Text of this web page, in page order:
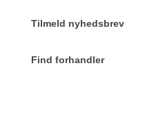
Tilmeld nyhedsbrev
Find forhandler